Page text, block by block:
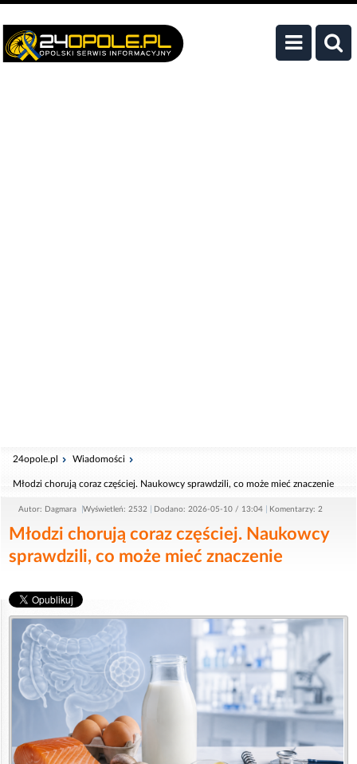
24opole.pl Wiadomości
Młodzi chorują coraz częściej. Naukowcy sprawdzili, co może mieć znaczenie
Autor: Dagmara Wyświetleń: 2532 Dodano: 2026-05-10 / 13:04 Komentarzy: 2
Młodzi chorują coraz częściej. Naukowcy
sprawdzili, co może mieć znaczenie